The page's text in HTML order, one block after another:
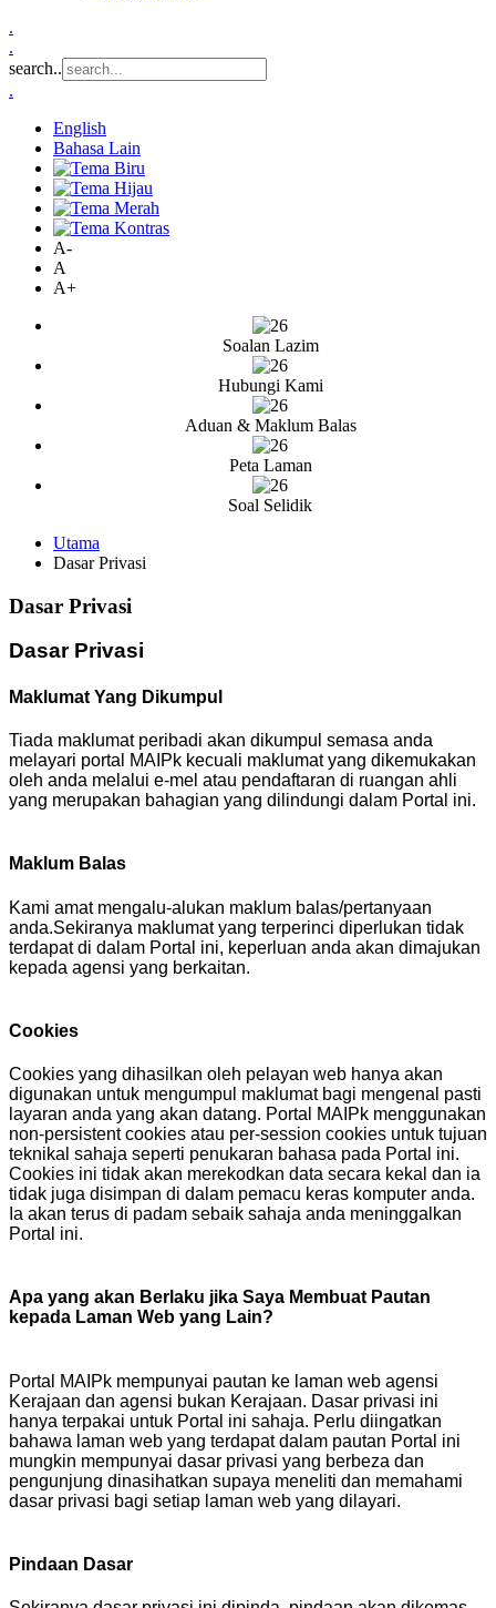
.
.
search..
.
English
Bahasa Lain
A-
A
A+
Soalan Lazim
Hubungi Kami
Aduan & Maklum Balas
Peta Laman
Soal Selidik
Utama
Dasar Privasi
Dasar Privasi
Dasar Privasi
Maklumat Yang Dikumpul
Tiada maklumat peribadi akan dikumpul semasa anda
melayari portal MAIPk kecuali maklumat yang dikemukakan
oleh anda melalui e-mel atau pendaftaran di ruangan ahli
yang merupakan bahagian yang dilindungi dalam Portal ini.
Maklum Balas
Kami amat mengalu-alukan maklum balas/pertanyaan
anda.Sekiranya maklumat yang terperinci diperlukan tidak
terdapat di dalam Portal ini, keperluan anda akan dimajukan
kepada agensi yang berkaitan.
Cookies
Cookies yang dihasilkan oleh pelayan web hanya akan
digunakan untuk mengumpul maklumat bagi mengenal pasti
layaran anda yang akan datang. Portal MAIPk menggunakan
non-persistent cookies atau per-session cookies untuk tujuan
teknikal sahaja seperti penukaran bahasa pada Portal ini.
Cookies ini tidak akan merekodkan data secara kekal dan ia
tidak juga disimpan di dalam pemacu keras komputer anda.
Ia akan terus di padam sebaik sahaja anda meninggalkan
Portal ini.
Apa yang akan Berlaku jika Saya Membuat Pautan
kepada Laman Web yang Lain?
Portal MAIPk mempunyai pautan ke laman web agensi
Kerajaan dan agensi bukan Kerajaan. Dasar privasi ini
hanya terpakai untuk Portal ini sahaja. Perlu diingatkan
bahawa laman web yang terdapat dalam pautan Portal ini
mungkin mempunyai dasar privasi yang berbeza dan
pengunjung dinasihatkan supaya meneliti dan memahami
dasar privasi bagi setiap laman web yang dilayari.
Pindaan Dasar